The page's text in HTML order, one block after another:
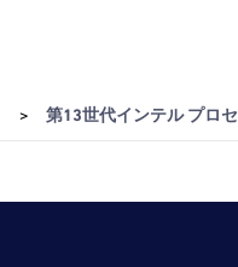
> 第13世代インテル プロ